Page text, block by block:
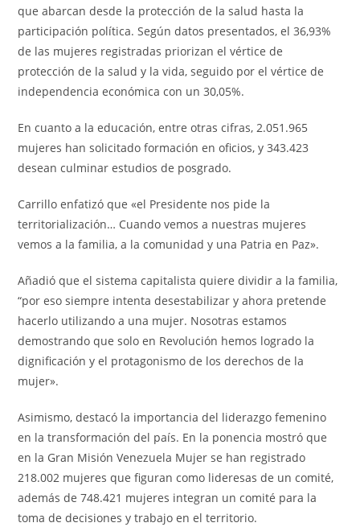
que abarcan desde la protección de la salud hasta la
participación política. Según datos presentados, el 36,93%
de las mujeres registradas priorizan el vértice de
protección de la salud y la vida, seguido por el vértice de
independencia económica con un 30,05%.
En cuanto a la educación, entre otras cifras, 2.051.965
mujeres han solicitado formación en oficios, y 343.423
desean culminar estudios de posgrado.
Carrillo enfatizó que «el Presidente nos pide la
territorialización… Cuando vemos a nuestras mujeres
vemos a la familia, a la comunidad y una Patria en Paz».
Añadió que el sistema capitalista quiere dividir a la familia,
“por eso siempre intenta desestabilizar y ahora pretende
hacerlo utilizando a una mujer. Nosotras estamos
demostrando que solo en Revolución hemos logrado la
dignificación y el protagonismo de los derechos de la
mujer».
Asimismo, destacó la importancia del liderazgo femenino
en la transformación del país. En la ponencia mostró que
en la Gran Misión Venezuela Mujer se han registrado
218.002 mujeres que figuran como lideresas de un comité,
además de 748.421 mujeres integran un comité para la
toma de decisiones y trabajo en el territorio.